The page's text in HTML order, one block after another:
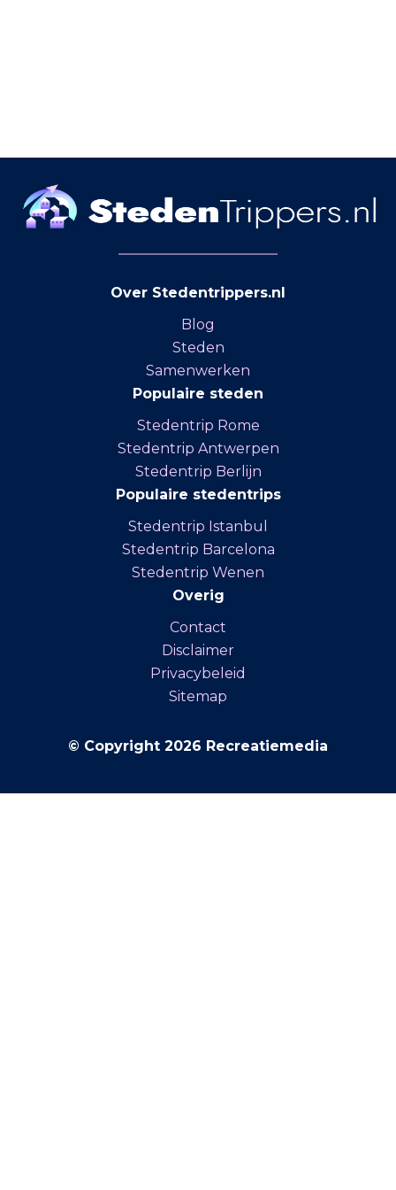
Over Stedentrippers.nl
Blog
Steden
Samenwerken
Populaire steden
Stedentrip Rome
Stedentrip Antwerpen
Stedentrip Berlijn
Populaire stedentrips
Stedentrip Istanbul
Stedentrip Barcelona
Stedentrip Wenen
Overig
Contact
Disclaimer
Privacybeleid
Sitemap
© Copyright 2026 Recreatiemedia